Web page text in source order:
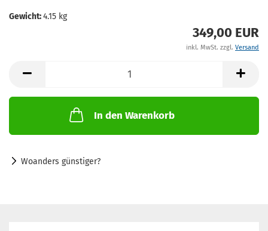
Gewicht:4.15 kg
349,00 EUR
inkl. MwSt. zzgl. Versand
In den Warenkorb
Woanders günstiger?